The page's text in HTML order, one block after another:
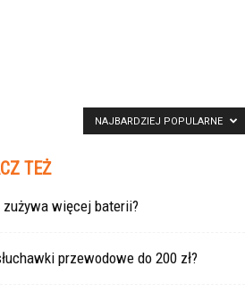
NAJBARDZIEJ POPULARNE
TEŻ
zużywa więcej baterii?
przewodowe do 200 zł?